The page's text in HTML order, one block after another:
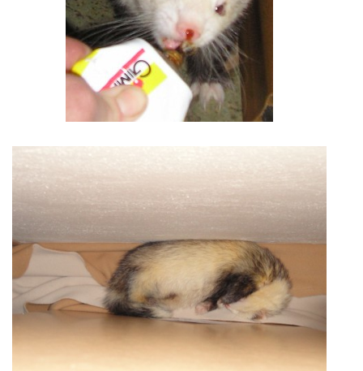
KONTAKT
JAK NÁM POMOCI
NAPSALI O NÁS
NATÁČENÍ V TELEVIZI
SLUŽBY
HISTORIE - 2010 - 2020